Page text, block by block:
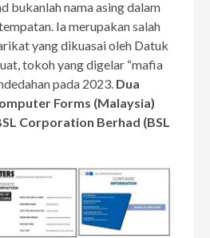
bukanlah nama asing dalam
Ia merupakan salah
yang dikuasai oleh Datuk
tokoh yang digelar “mafia
pada 2023. Dua
Forms (Malaysia)
Corporation Berhad (BSL